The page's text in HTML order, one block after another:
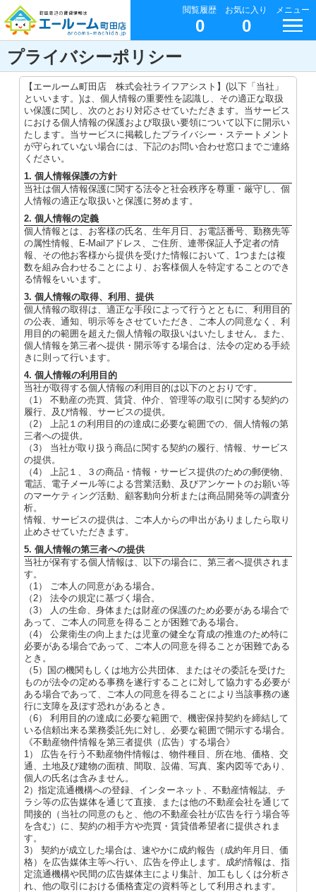
閲覧履歴
0
お気に入り
0
メニュー
プライバシーポリシー
【エールーム町田店 株式会社ライフアシスト】(以下「当社」
といいます。)は、個人情報の重要性を認識し、その適正な取扱
い保護に関し、次のとおり対応させていただきます。当サービス
における個人情報の保護および取扱い要領について以下に開示い
たします。当サービスに掲載したプライバシー・ステートメント
が守られていない場合には、下記のお問い合わせ窓口までご連絡
ください。
1. 個人情報保護の方針
当社は個人情報保護に関する法令と社会秩序を尊重・厳守し、個
人情報の適正な取扱いと保護に努めます。
2. 個人情報の定義
個人情報とは、お客様の氏名、生年月日、お電話番号、勤務先等
の属性情報、E-Mailアドレス、ご住所、連帯保証人予定者の情
報、その他お客様から提供を受けた情報において、1つまたは複
数を組み合わせることにより、お客様個人を特定することのでき
る情報をいいます。
3. 個人情報の取得、利用、提供
個人情報の取得は、適正な手段によって行うとともに、利用目的
の公表、通知、明示等をさせていただき、ご本人の同意なく、利
用目的の範囲を超えた個人情報の取扱いはいたしません。また、
個人情報を第三者へ提供・開示等する場合は、法令の定める手続
きに則って行います。
4. 個人情報の利用目的
当社が取得する個人情報の利用目的は以下のとおりです。
（1） 不動産の売買、賃貸、仲介、管理等の取引に関する契約の
履行、及び情報、サービスの提供。
（2） 上記１の利用目的の達成に必要な範囲での、個人情報の第
三者への提供。
（3） 当社が取り扱う商品に関する契約の履行、情報、サービス
の提供。
（4） 上記１、３の商品・情報・サービス提供のための郵便物、
電話、電子メール等による営業活動、及びアンケートのお願い等
のマーケティング活動、顧客動向分析または商品開発等の調査分
析。
情報、サービスの提供は、ご本人からの申出がありましたら取り
止めさせていただきます。
5. 個人情報の第三者への提供
当社が保有する個人情報は、以下の場合に、第三者へ提供されま
す。
（1） ご本人の同意がある場合。
（2） 法令の規定に基づく場合。
（3） 人の生命、身体または財産の保護のため必要がある場合で
あって、ご本人の同意を得ることが困難である場合。
（4） 公衆衛生の向上または児童の健全な育成の推進のため特に
必要がある場合であって、ご本人の同意を得ることが困難である
とき。
（5）国の機関もしくは地方公共団体、またはその委託を受けた
ものが法令の定める事務を遂行することに対して協力する必要が
ある場合であって、ご本人の同意を得ることにより当該事務の遂
行に支障を及ぼす恐れがあるとき。
（6） 利用目的の達成に必要な範囲で、機密保持契約を締結して
いる信頼出来る業務委託先に対し、必要な範囲で開示する場合。
《不動産物件情報を第三者提供（広告）する場合》
1） 広告を行う不動産物件情報は、物件種目、所在地、価格、交
通、土地及び建物の面積、間取、設備、写真、案内図等であり、
個人の氏名は含みません。
2）指定流通機構への登録、インターネット、不動産情報誌、チ
ラシ等の広告媒体を通じて直接、または他の不動産会社を通じて
間接的（当社の同意のもと、他の不動産会社が広告を行う場合等
を含む）に、契約の相手方や売買・賃貸借希望者に提供されま
す。
3） 契約が成立した場合は、速やかに成約報告（成約年月日、価
格）を広告媒体主等へ行い、広告を停止します。成約情報は、指
定流通機構や民間の広告媒体主により集計、加工もしくは分析さ
れ、他の取引における価格査定の資料等として利用されます。